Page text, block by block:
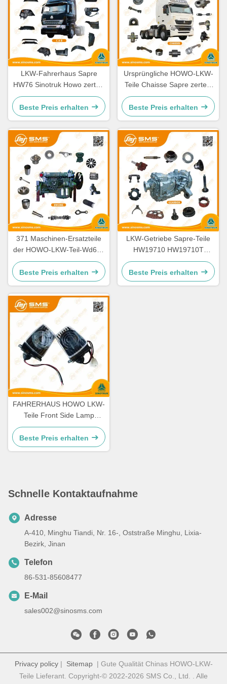
LKW-Fahrerhaus Sapre
HW76 Sinotruk Howo zerteilt
Ersatzteile Cabine
Beste Preis erhalten
Ursprüngliche HOWO-LKW-
Teile Chaisse Sapre zerteilt
Standardgröße
Beste Preis erhalten
371 Maschinen-Ersatzteile
der HOWO-LKW-Teil-Wd615
336 Maschinen-Ersatzteile
Beste Preis erhalten
LKW-Getriebe Sapre-Teile
HW19710 HW19710T
HW19712 Sinotruk Howo
Beste Preis erhalten
FAHRERHAUS HOWO LKW-
Teile Front Side Lamp
WG9719790005/0008
Beste Preis erhalten
Schnelle Kontaktaufnahme
Adresse
A-410, Minghu Tiandi, Nr. 16-, Oststraße Minghu, Lixia-
Bezirk, Jinan
Telefon
86-531-85608477
E-Mail
sales002@sinosms.com
Privacy policy| Sitemap| Gute Qualität Chinas HOWO-LKW-
Teile Lieferant. Copyright-© 2022-2026 SMS Co., Ltd. . Alle